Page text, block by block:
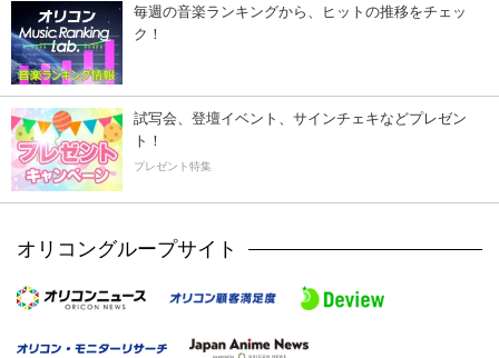
毎週の音楽ランキングから、ヒットの推移をチェッ
ク！
試写会、登壇イベント、サインチェキなどプレゼン
ト！
プレゼント特集
オリコングループサイト